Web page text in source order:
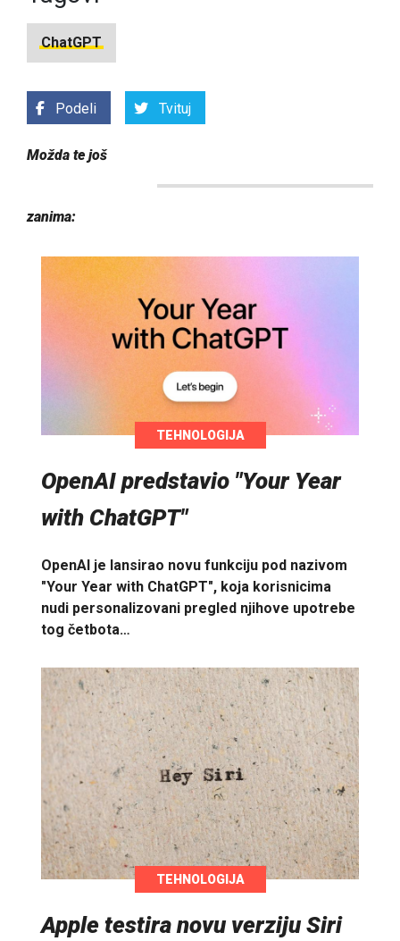
ChatGPT
Podeli Tvituj
Možda te još
zanima:
TEHNOLOGIJA
OpenAI predstavio "Your Year
with ChatGPT"
OpenAI je lansirao novu funkciju pod nazivom
"Your Year with ChatGPT", koja korisnicima
nudi personalizovani pregled njihove upotrebe
tog četbota…
TEHNOLOGIJA
Apple testira novu verziju Siri